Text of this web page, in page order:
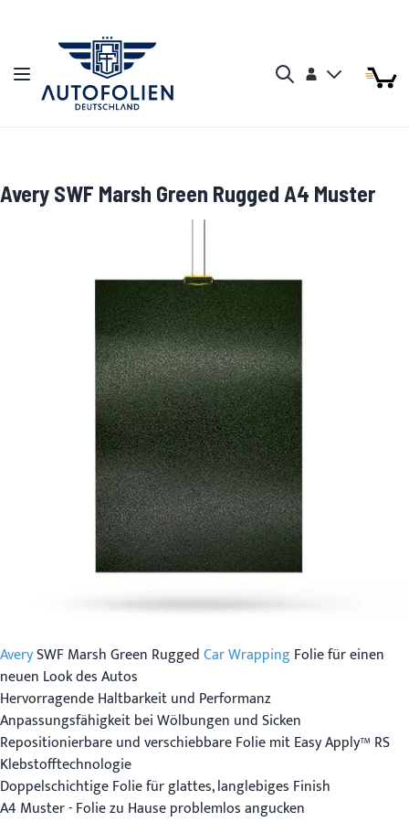
Navigation umschalten Konto Mein
AverySWF Marsh Green RuggedCar WrappingFolie für einen
neuen Look des Autos
Hervorragende Haltbarkeit und Performanz
Anpassungsfähigkeit bei Wölbungen und Sicken
Repositionierbare und verschiebbare Folie mit Easy Apply™ RS
Klebstofftechnologie
Doppelschichtige Folie für glattes, langlebiges Finish
A4 Muster - Folie zu Hause problemlos angucken
Avery SWF Marsh Green Rugged A4 Muster